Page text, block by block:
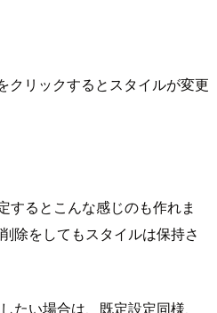
クリックするとスタイルが変更
するとこんな感じのも作れま
除をしてもスタイルは保持さ
たい場合は、既定設定同様、